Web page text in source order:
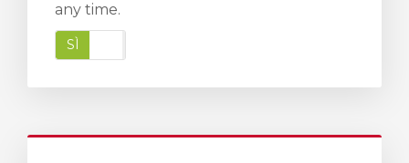
any time.
SÌ